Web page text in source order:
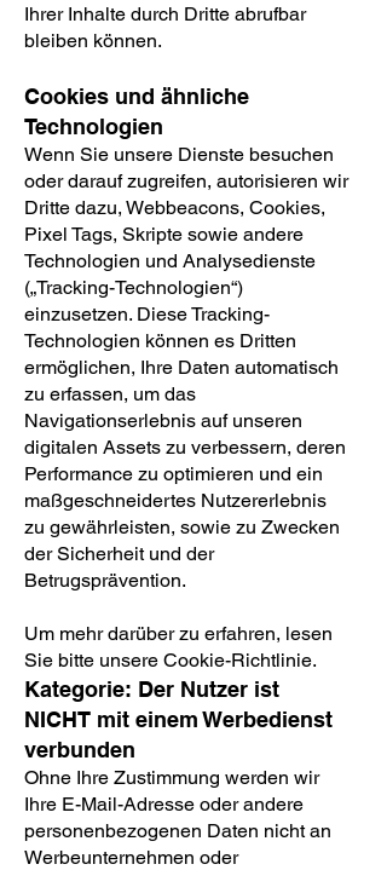
Ihrer Inhalte durch Dritte abrufbar
bleiben können.
Cookies und ähnliche
Technologien
Wenn Sie unsere Dienste besuchen
oder darauf zugreifen, autorisieren wir
Dritte dazu, Webbeacons, Cookies,
Pixel Tags, Skripte sowie andere
Technologien und Analysedienste
(„Tracking-Technologien“)
einzusetzen. Diese Tracking-
Technologien können es Dritten
ermöglichen, Ihre Daten automatisch
zu erfassen, um das
Navigationserlebnis auf unseren
digitalen Assets zu verbessern, deren
Performance zu optimieren und ein
maßgeschneidertes Nutzererlebnis
zu gewährleisten, sowie zu Zwecken
der Sicherheit und der
Betrugsprävention.
Um mehr darüber zu erfahren, lesen
Sie bitte unsere Cookie-Richtlinie.
Kategorie: Der Nutzer ist
NICHT mit einem Werbedienst
verbunden
Ohne Ihre Zustimmung werden wir
Ihre E-Mail-Adresse oder andere
personenbezogenen Daten nicht an
Werbeunternehmen oder